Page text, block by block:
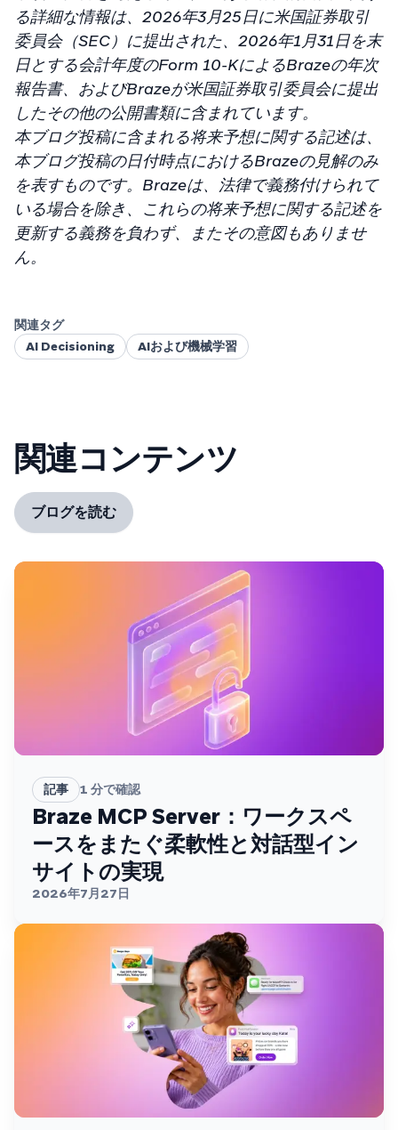
る詳細な情報は、2026年3月25日に米国証券取引
委員会（SEC）に提出された、2026年1月31日を末
日とする会計年度のForm 10-KによるBrazeの年次
報告書、およびBrazeが米国証券取引委員会に提出
したその他の公開書類に含まれています。
本ブログ投稿に含まれる将来予想に関する記述は、
本ブログ投稿の日付時点におけるBrazeの見解のみ
を表すものです。Brazeは、法律で義務付けられて
いる場合を除き、これらの将来予想に関する記述を
更新する義務を負わず、またその意図もありませ
ん。
関連タグ
AI Decisioning
AIおよび機械学習
関連コンテンツ
ブログを読む
記事 1 分で確認
Braze MCP Server：ワークスペ
ースをまたぐ柔軟性と対話型イン
サイトの実現
2026年7月27日